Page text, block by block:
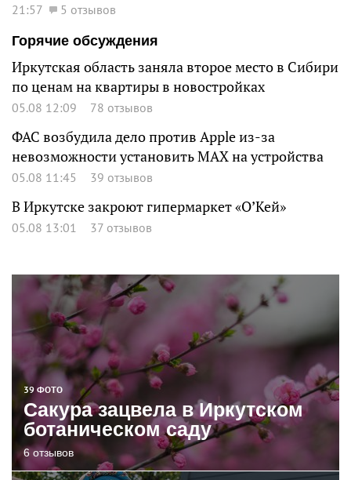
21:57
5 отзывов
Горячие обсуждения
Иркутская область заняла второе место в Сибири
по ценам на квартиры в новостройках
05.08 12:09 78 отзывов
ФАС возбудила дело против Apple из-за
невозможности установить MAX на устройства
05.08 11:45 39 отзывов
В Иркутске закроют гипермаркет «О’Кей»
05.08 13:01 37 отзывов
39 ФОТО
Сакура зацвела в Иркутском
ботаническом саду
6 отзывов